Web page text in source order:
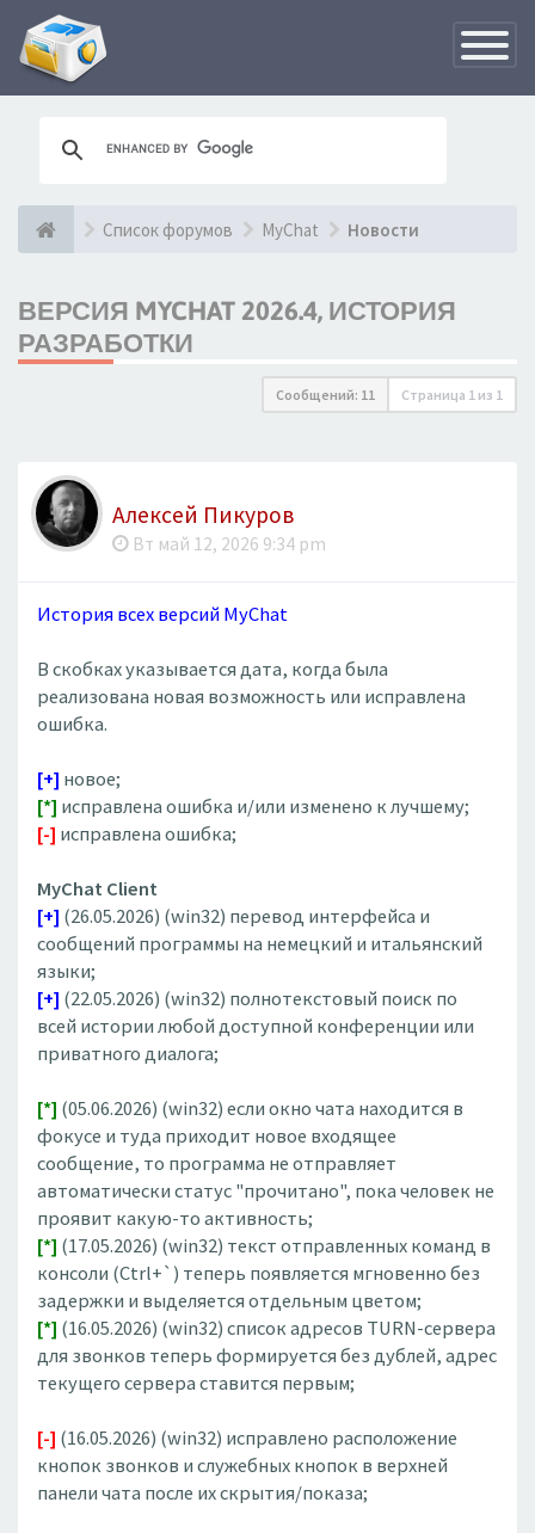
Список форумов MyChat Новости
ВЕРСИЯ MYCHAT 2026.4, ИСТОРИЯ
РАЗРАБОТКИ
Сообщений: 11 Страница 1 из 1
Алексей Пикуров
Вт май 12, 2026 9:34 pm
История всех версий MyChat
В скобках указывается дата, когда была
реализована новая возможность или исправлена
ошибка.
[+] новое;
[*] исправлена ошибка и/или изменено к лучшему;
[-] исправлена ошибка;
MyChat Client
[+] (26.05.2026) (win32) перевод интерфейса и
сообщений программы на немецкий и итальянский
языки;
[+] (22.05.2026) (win32) полнотекстовый поиск по
всей истории любой доступной конференции или
приватного диалога;
[*] (05.06.2026) (win32) если окно чата находится в
фокусе и туда приходит новое входящее
сообщение, то программа не отправляет
автоматически статус "прочитано", пока человек не
проявит какую-то активность;
[*] (17.05.2026) (win32) текст отправленных команд в
консоли (Ctrl+`) теперь появляется мгновенно без
задержки и выделяется отдельным цветом;
[*] (16.05.2026) (win32) список адресов TURN-сервера
для звонков теперь формируется без дублей, адрес
текущего сервера ставится первым;
[-] (16.05.2026) (win32) исправлено расположение
кнопок звонков и служебных кнопок в верхней
панели чата после их скрытия/показа;